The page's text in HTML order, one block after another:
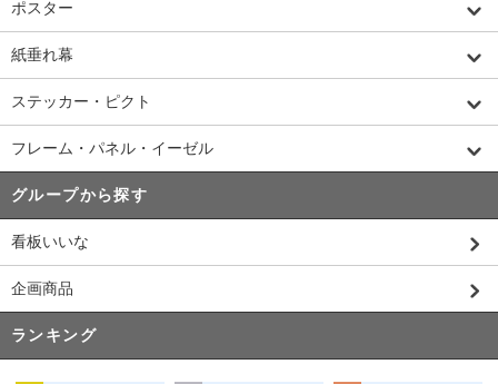
ポスター
紙垂れ幕
ステッカー・ピクト
フレーム・パネル・イーゼル
グループから探す
看板いいな
企画商品
ランキング